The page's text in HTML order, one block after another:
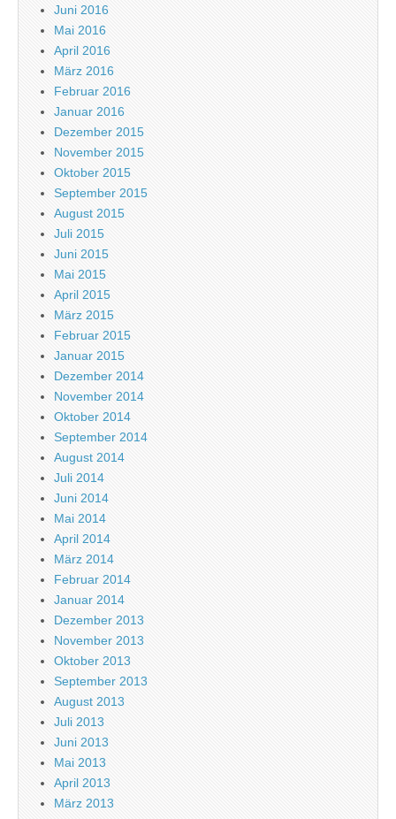
Juni 2016
Mai 2016
April 2016
März 2016
Februar 2016
Januar 2016
Dezember 2015
November 2015
Oktober 2015
September 2015
August 2015
Juli 2015
Juni 2015
Mai 2015
April 2015
März 2015
Februar 2015
Januar 2015
Dezember 2014
November 2014
Oktober 2014
September 2014
August 2014
Juli 2014
Juni 2014
Mai 2014
April 2014
März 2014
Februar 2014
Januar 2014
Dezember 2013
November 2013
Oktober 2013
September 2013
August 2013
Juli 2013
Juni 2013
Mai 2013
April 2013
März 2013